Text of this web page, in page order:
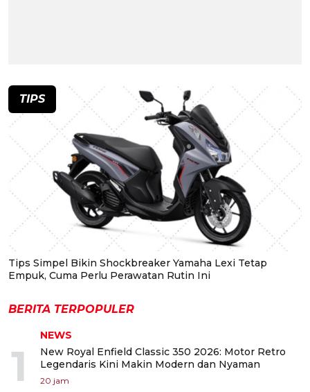
TIPS
Tips Simpel Bikin Shockbreaker Yamaha Lexi Tetap
Empuk, Cuma Perlu Perawatan Rutin Ini
BERITA TERPOPULER
1
NEWS
New Royal Enfield Classic 350 2026: Motor Retro
Legendaris Kini Makin Modern dan Nyaman
20 jam